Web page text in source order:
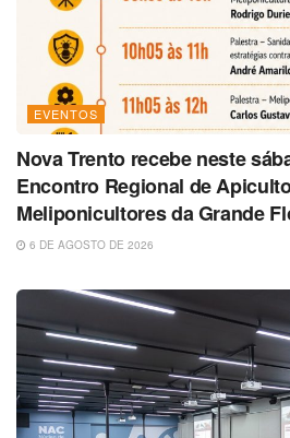
EVENTOS
Nova Trento recebe neste
Encontro Regional de
Meliponicultores da Grande
6 DE AGOSTO DE 2026